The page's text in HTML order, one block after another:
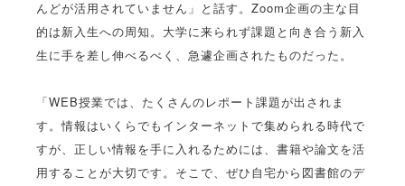
んどが活用されていません」と話す。Zoom企画の主な目
的は新入生への周知。大学に来られず課題と向き合う新入
生に手を差し伸べるべく、急遽企画されたものだった。
「WEB授業では、たくさんのレポート課題が出されま
す。情報はいくらでもインターネットで集められる時代で
すが、正しい情報を手に入れるためには、書籍や論文を活
用することが大切です。そこで、ぜひ自宅から図書館のデ